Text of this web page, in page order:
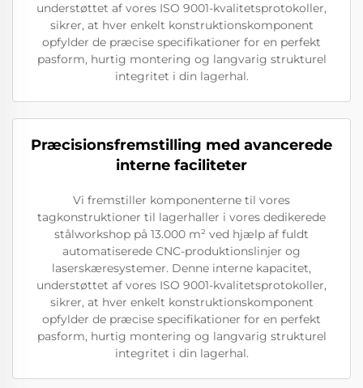
understøttet af vores ISO 9001-kvalitetsprotokoller,
sikrer, at hver enkelt konstruktionskomponent
opfylder de præcise specifikationer for en perfekt
pasform, hurtig montering og langvarig strukturel
integritet i din lagerhal.
Præcisionsfremstilling med avancerede
interne faciliteter
Vi fremstiller komponenterne til vores
tagkonstruktioner til lagerhaller i vores dedikerede
stålworkshop på 13.000 m² ved hjælp af fuldt
automatiserede CNC-produktionslinjer og
laserskæresystemer. Denne interne kapacitet,
understøttet af vores ISO 9001-kvalitetsprotokoller,
sikrer, at hver enkelt konstruktionskomponent
opfylder de præcise specifikationer for en perfekt
pasform, hurtig montering og langvarig strukturel
integritet i din lagerhal.